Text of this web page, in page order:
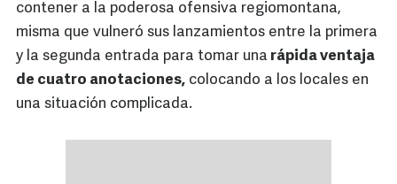
contener a la poderosa ofensiva regiomontana,
misma que vulneró sus lanzamientos entre la primera
y la segunda entrada para tomar una rápida ventaja
de cuatro anotaciones, colocando a los locales en
una situación complicada.